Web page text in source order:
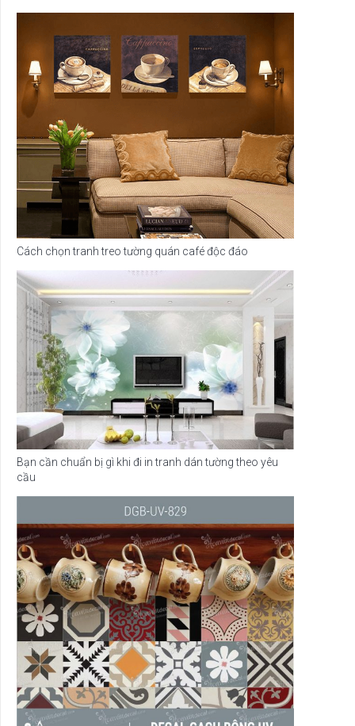
Cách chọn tranh treo tường quán café độc đáo
Bạn cần chuẩn bị gì khi đi in tranh dán tường theo yêu
cầu